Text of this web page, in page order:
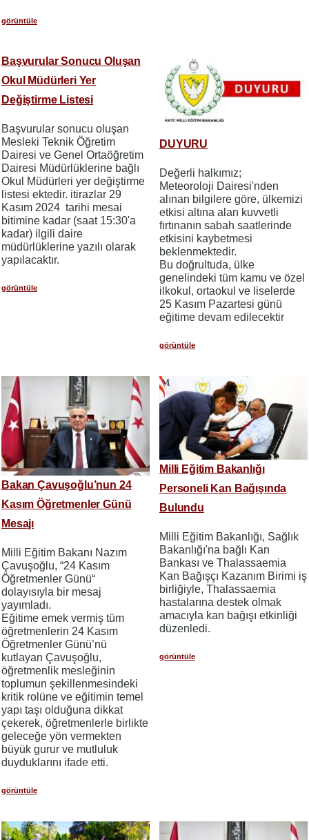
görüntüle
Başvurular Sonucu Oluşan
Okul Müdürleri Yer
Değiştirme Listesi
Başvurular sonucu oluşan
Mesleki Teknik Öğretim
Dairesi ve Genel Ortaöğretim
Dairesi Müdürlüklerine bağlı
Okul Müdürleri yer değiştirme
listesi ektedir. itirazlar 29
Kasım 2024 tarihi mesai
bitimine kadar (saat 15:30'a
kadar) ilgili daire
müdürlüklerine yazılı olarak
yapılacaktır.
görüntüle
DUYURU
Değerli halkımız;
Meteoroloji Dairesi'nden
alınan bilgilere göre, ülkemizi
etkisi altına alan kuvvetli
fırtınanın sabah saatlerinde
etkisini kaybetmesi
beklenmektedir.
Bu doğrultuda, ülke
genelindeki tüm kamu ve özel
ilkokul, ortaokul ve liselerde
25 Kasım Pazartesi günü
eğitime devam edilecektir
görüntüle
Bakan Çavuşoğlu’nun 24
Kasım Öğretmenler Günü
Mesajı
Milli Eğitim Bakanı Nazım
Çavuşoğlu, “24 Kasım
Öğretmenler Günü“
dolayısıyla bir mesaj
yayımladı.
Eğitime emek vermiş tüm
öğretmenlerin 24 Kasım
Öğretmenler Günü’nü
kutlayan Çavuşoğlu,
öğretmenlik mesleğinin
toplumun şekillenmesindeki
kritik rolüne ve eğitimin temel
yapı taşı olduğuna dikkat
çekerek, öğretmenlerle birlikte
geleceğe yön vermekten
büyük gurur ve mutluluk
duyduklarını ifade etti.
görüntüle
Milli Eğitim Bakanlığı
Personeli Kan Bağışında
Bulundu
Milli Eğitim Bakanlığı, Sağlık
Bakanlığı'na bağlı Kan
Bankası ve Thalassaemia
Kan Bağışçı Kazanım Birimi iş
birliğiyle, Thalassaemia
hastalarına destek olmak
amacıyla kan bağışı etkinliği
düzenledi.
görüntüle